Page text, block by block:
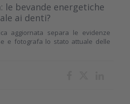
le bevande energetiche
ai denti?
aggiornata separa le evidenze
e fotografa lo stato attuale delle